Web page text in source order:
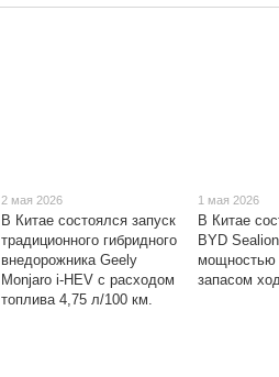
2 мая 2026
В Китае состоялся запуск
традиционного гибридного
внедорожника Geely
Monjaro i-HEV с расходом
топлива 4,75 л/100 км.
1 мая 2026
В Китае
BYD
мощностью
запасом